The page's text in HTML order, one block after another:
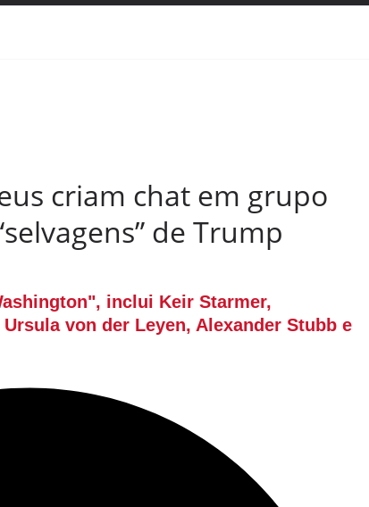
criam chat em grupo
de Trump
inclui Keir Starmer,
von der Leyen, Alexander Stubb e